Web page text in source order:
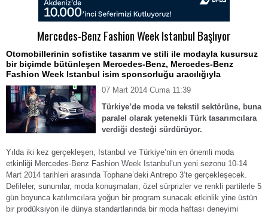
Mercedes-Benz Fashion Week Istanbul Başlıyor
Otomobillerinin sofistike tasarım ve stili ile modayla kusursuz
bir biçimde bütünleşen Mercedes-Benz, Mercedes-Benz
Fashion Week Istanbul isim sponsorluğu aracılığıyla
07 Mart 2014 Cuma 11:39
Türkiye’de moda ve tekstil sektörüne, buna
paralel olarak yetenekli Türk tasarımcılara
verdiği desteği sürdürüyor.
Yılda iki kez gerçekleşen, İstanbul ve Türkiye’nin en önemli moda
etkinliği Mercedes-Benz Fashion Week Istanbul’un yeni sezonu 10-14
Mart 2014 tarihleri arasında Tophane’deki Antrepo 3’te gerçekleşecek.
Defileler, sunumlar, moda konuşmaları, özel sürprizler ve renkli partilerle 5
gün boyunca katılımcılara yoğun bir program sunacak etkinlik yine üstün
bir prodüksiyon ile dünya standartlarında bir moda haftası deneyimi